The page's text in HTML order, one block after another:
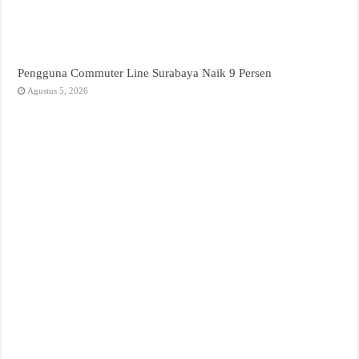
Pengguna Commuter Line Surabaya Naik 9 Persen
Agustus 5, 2026